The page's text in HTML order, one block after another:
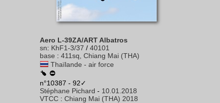
Aero L-39ZA/ART Albatros
sn: KhF1-3/37 / 40101
base : 411sq, Chiang Mai (THA)
Thaïlande - air force
n°10387 - 92✓
Stéphane Pichard - 10.01.2018
VTCC : Chiang Mai (THA) 2018